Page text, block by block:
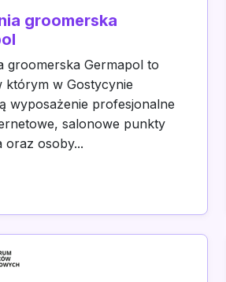
groomerska
groomerska Germapol to
którym w Gostycynie
wyposażenie profesjonalne
salonowe punkty
oraz osoby...